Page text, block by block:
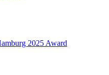
2025 Award